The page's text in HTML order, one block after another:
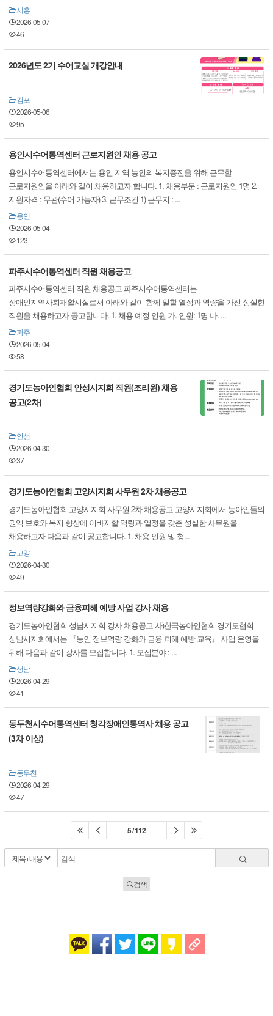
시흥
2026-05-07
46
2026년도 2기 수어교실 개강안내
김포
2026-05-06
95
용인시수어통역센터 근로지원인 채용 공고
용인시수어통역센터에서는 용인 지역 농인의 복지증진을 위해 근무할
근로지원인을 아래와 같이 채용하고자 합니다. 1. 채용부문 : 근로지원인 1명 2.
지원자격 : 무관(수어 가능자) 3. 근무조건 1) 근무지 : ...
용인
2026-05-04
123
파주시수어통역센터 직원 채용공고
파주시수어통역센터 직원 채용공고 파주시수어통역센터는
장애인지역사회재활시설로서 아래와 같이 함께 일할 열정과 역량을 가진 성실한
직원을 채용하고자 공고합니다. 1. 채용 예정 인원 가. 인원: 1명 나. ...
파주
2026-05-04
58
경기도농아인협회 안성시지회 직원(조리원) 채용
공고(2차)
안성
2026-04-30
37
경기도농아인협회 고양시지회 사무원 2차 채용공고
경기도농아인협회 고양시지회 사무원 2차 채용공고 고양시지회에서 농아인들의
권익 보호와 복지 향상에 이바지할 역량과 열정을 갖춘 성실한 사무원을
채용하고자 다음과 같이 공고합니다. 1. 채용 인원 및 형...
고양
2026-04-30
49
정보역량강화와 금융피해 예방 사업 강사 채용
경기도농아인협회 성남시지회 강사 채용공고 사)한국농아인협회 경기도협회
성남시지회에서는 『농인 정보역량 강화와 금융 피해 예방 교육』 사업 운영을
위해 다음과 같이 강사를 모집합니다. 1. 모집분야 : ...
성남
2026-04-29
41
동두천시수어통역센터 청각장애인통역사 채용 공고
(3차 이상)
동두천
2026-04-29
47
5 / 112
검색